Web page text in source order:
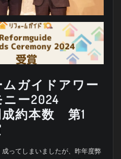
ムガイドアワー
ニー2024
約本数 第1
ってしまいましたが、昨年度弊